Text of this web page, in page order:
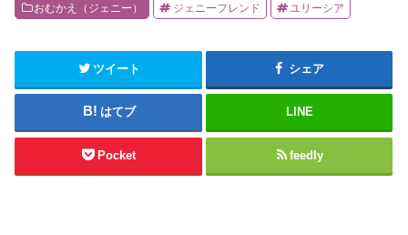
おむかえ（ジェニー） ジェニーフレンド ユリーシア
ツイート シェア
はてブ LINE
Pocket feedly